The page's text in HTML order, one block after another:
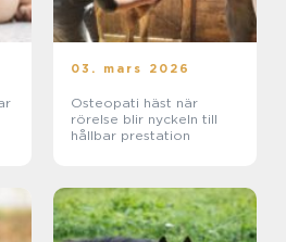
03. mars 2026
Osteopati häst när
rörelse blir nyckeln till
hållbar prestation